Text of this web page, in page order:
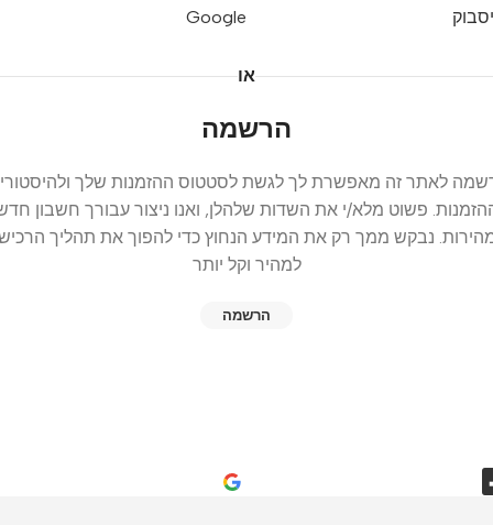
Google
או
הרשמה
לאתר זה מאפשרת לך לגשת לסטטוס ההזמנות שלך
פשוט מלא/י את השדות שלהלן, ואנו ניצור עבורך חשבון
נבקש ממך רק את המידע הנחוץ כדי להפוך את תהליך
למהיר וקל יותר
הרשמה